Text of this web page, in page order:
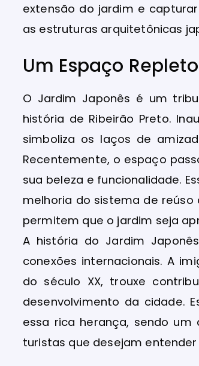
extensão do jardim e
as estruturas arquitetônicas
Um Espaço
O Jardim Japonês é um
história de Ribeirão Preto.
simboliza os laços de
Recentemente, o espaço
sua beleza e funcionalidade.
melhoria do sistema de
permitem que o jardim seja
A história do Jardim
conexões internacionais. A
do século XX, trouxe
desenvolvimento da cidade.
essa rica herança, sendo
turistas que desejam